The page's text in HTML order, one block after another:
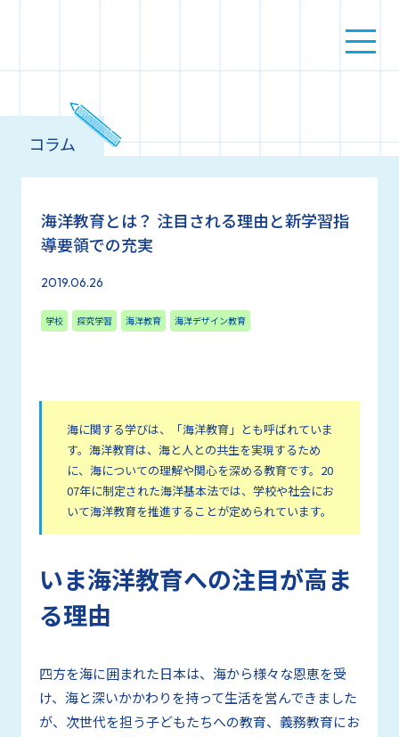
コラム
海洋教育とは？ 注目される理由と新学習指
導要領での充実
2019.06.26
学校 探究学習 海洋教育 海洋デザイン教育
海に関する学びは、「海洋教育」とも呼ばれていま
す。海洋教育は、海と人との共生を実現するため
に、海についての理解や関心を深める教育です。20
07年に制定された海洋基本法では、学校や社会にお
いて海洋教育を推進することが定められています。
いま海洋教育への注目が高ま
る理由
四方を海に囲まれた日本は、海から様々な恩恵を受
け、海と深いかかわりを持って生活を営んできました
が、次世代を担う子どもたちへの教育、義務教育にお